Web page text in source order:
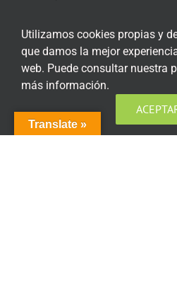
ENCUÉNTRANOS EN LAS
Translate »
Utilizamos cookies propias y
que damos la mejor
web. Puede consultar nuestra
más información.